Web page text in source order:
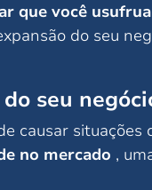
que você
do seu
seu
causar situações
no mercado ,